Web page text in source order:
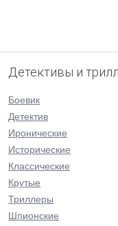
Детективы и
Боевик
Детектив
Иронические
Исторические
Классические
Крутые
Триллеры
Шпионские